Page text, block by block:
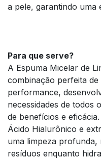
a pele, garantindo uma
Para que serve?
A Espuma Micelar de
combinação perfeita de
performance,
necessidades de todos
de benefícios e
Ácido Hialurônico e
uma limpeza profunda,
resíduos enquanto